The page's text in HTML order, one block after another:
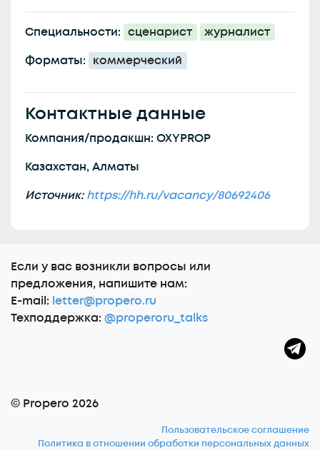
Специальности: сценарист
журналист
Форматы: коммерческий
Контактные данные
Компания/продакшн: OXYPROP
Казахстан, Алматы
Источник:https://hh.ru/vacancy/80692406
Еcли у вас возникли вопросы или
предложения, напишите нам:
E-mail: letter@propero.ru
Техподдержка: @properoru_talks
© Propero 2026
Пользовательское соглашение
Политика в отношении обработки персональных данных